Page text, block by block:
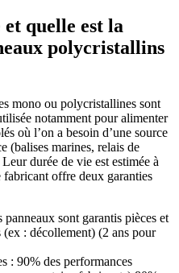
quelle est la
polycristallins
mono ou polycristallines sont
notamment pour alimenter
où l’on a besoin d’une source
(balises marines, relais de
durée de vie est estimée à
fabricant offre deux garanties
sont garantis pièces et
: décollement) (2 ans pour
: 90% des performances